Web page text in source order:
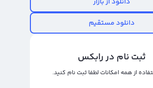
دانلود مستقیم
ثبت نام در رابکس
از همه امکانات لطفا ثبت نام کنید.